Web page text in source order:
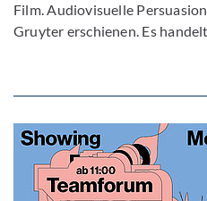
Film. Audiovisuelle
Gruyter erschienen. Es